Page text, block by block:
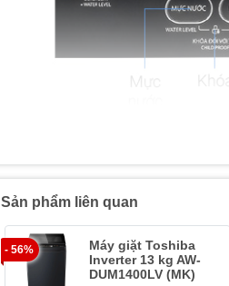
Sản phẩm liên quan
- 56%
Máy giặt Toshiba
Inverter 13 kg AW-
DUM1400LV (MK)